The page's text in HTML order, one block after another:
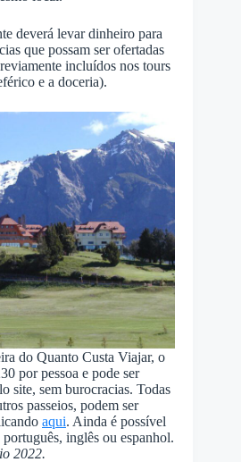
deverá levar dinheiro para
que possam ser ofertadas
incluídos nos tours
e a doceria).
do Quanto Custa Viajar, o
por pessoa e pode ser
site, sem burocracias. Todas
passeios, podem ser
aqui. Ainda é possível
inglês ou espanhol.
2022.